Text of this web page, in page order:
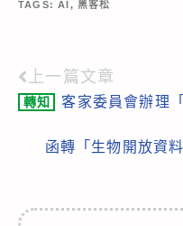
TAGS:AI, 黑客松
Read
more
articles
上一篇文章
轉知 客家委員會辦理
函轉「生物開放資